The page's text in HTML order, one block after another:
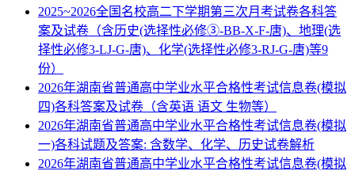
2025~2026全国名校高二下学期第三次月考试卷各科答
案及试卷（含历史(选择性必修③-BB-X-F-唐)、地理(选
择性必修3-LJ-G-唐)、化学(选择性必修3-RJ-G-唐)等9
份）
2026年湖南省普通高中学业水平合格性考试信息卷(模拟
四)各科答案及试卷（含英语 语文 生物等）
2026年湖南省普通高中学业水平合格性考试信息卷(模拟
一)各科试题及答案: 含数学、化学、历史试卷解析
2026年湖南省普通高中学业水平合格性考试信息卷(模拟